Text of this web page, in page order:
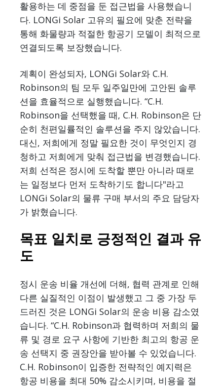
활용하는 데 중점을 둔 접근법을 사용했습니
다. LONGi Solar 고유의 필요에 맞춘 전략을
통해 화물량과 적절한 항공기 모델이 최적으로
연결되도록 보장했습니다.
계획이 완성되자, LONGi Solar와 C.H.
Robinson의 팀 모두 일주일만에 고안된 솔루
션을 효율적으로 실행했습니다. “C.H.
Robinson을 선택했을 때, C.H. Robinson은 단
순히 천편일률적인 솔루션을 주지 않았습니다.
대신, 저희에게 정말 필요한 것이 무엇인지 경
청하고 저희에게 맞춰 접근법을 변경했습니다.
저희 선적은 정시에 도착할 뿐만 아니라 때로
는 일정보다 먼저 도착하기도 합니다"라고
LONGi Solar의 물류 구매 부서의 주요 담당자
가 밝혔습니다.
목표 일치로 긍정적인 결과 유
도
정시 운송 비율 개선에 더해, 협력 관계로 인해
다른 실질적인 이점이 발생했고 그 중 가장 두
드러진 것은 LONGi Solar의 운송 비용 감소였
습니다. “C.H. Robinson과 협력하며 저희의 물
류 및 경로 요구 사항에 기반한 최고의 항공 운
송 선택지 중 권장안을 받아볼 수 있었습니다.
C.H. Robinson이 입증한 전략적인 예지력은
항공 비용을 최대 50% 감소시키며, 비용을 절